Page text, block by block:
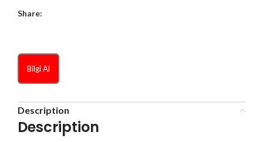
Share:
Bilgi Al
Description
Description